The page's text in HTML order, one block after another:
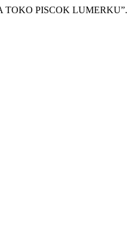
PISCOK LUMERKU”.